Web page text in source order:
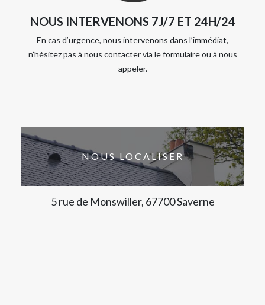
NOUS INTERVENONS 7J/7 ET 24H/24
En cas d’urgence, nous intervenons dans l’immédiat,
n’hésitez pas à nous contacter via le formulaire ou à nous
appeler.
NOUS LOCALISER
5 rue de Monswiller, 67700 Saverne